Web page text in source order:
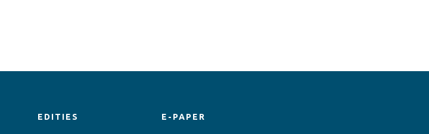
EDITIES E-PAPER